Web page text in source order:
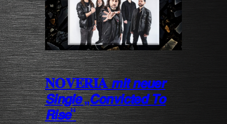
𝐍𝐎𝐕𝐄𝐑𝐈𝐀 𝙢𝙞𝙩 𝙣𝙚𝙪𝙚𝙧
𝙎𝙞𝙣𝙜𝙡𝙚 „𝘾𝙤𝙣𝙫𝙞𝙘𝙩𝙚𝙙 𝙏𝙤
𝙍𝙞𝙨𝙚“